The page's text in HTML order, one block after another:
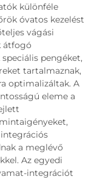
különféle
óvatos kezelést
vágási
átfogó
pengéket,
tartalmaznak,
optimalizáltak. A
eleme a
a meglévő
Az egyedi
integrációt